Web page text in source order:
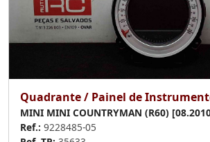
Quadrante / Painel de
MINI MINI COUNTRYMAN (R60)
Ref.: 9228485-05